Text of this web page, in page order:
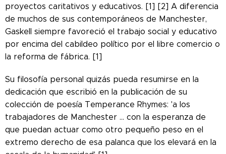
proyectos caritativos y educativos. [1] [2] A diferencia
de muchos de sus contemporáneos de Manchester,
Gaskell siempre favoreció el trabajo social y educativo
por encima del cabildeo político por el libre comercio o
la reforma de fábrica. [1]
Su filosofía personal quizás pueda resumirse en la
dedicación que escribió en la publicación de su
colección de poesía Temperance Rhymes: 'a los
trabajadores de Manchester ... con la esperanza de
que puedan actuar como otro pequeño peso en el
extremo derecho de esa palanca que los elevará en la